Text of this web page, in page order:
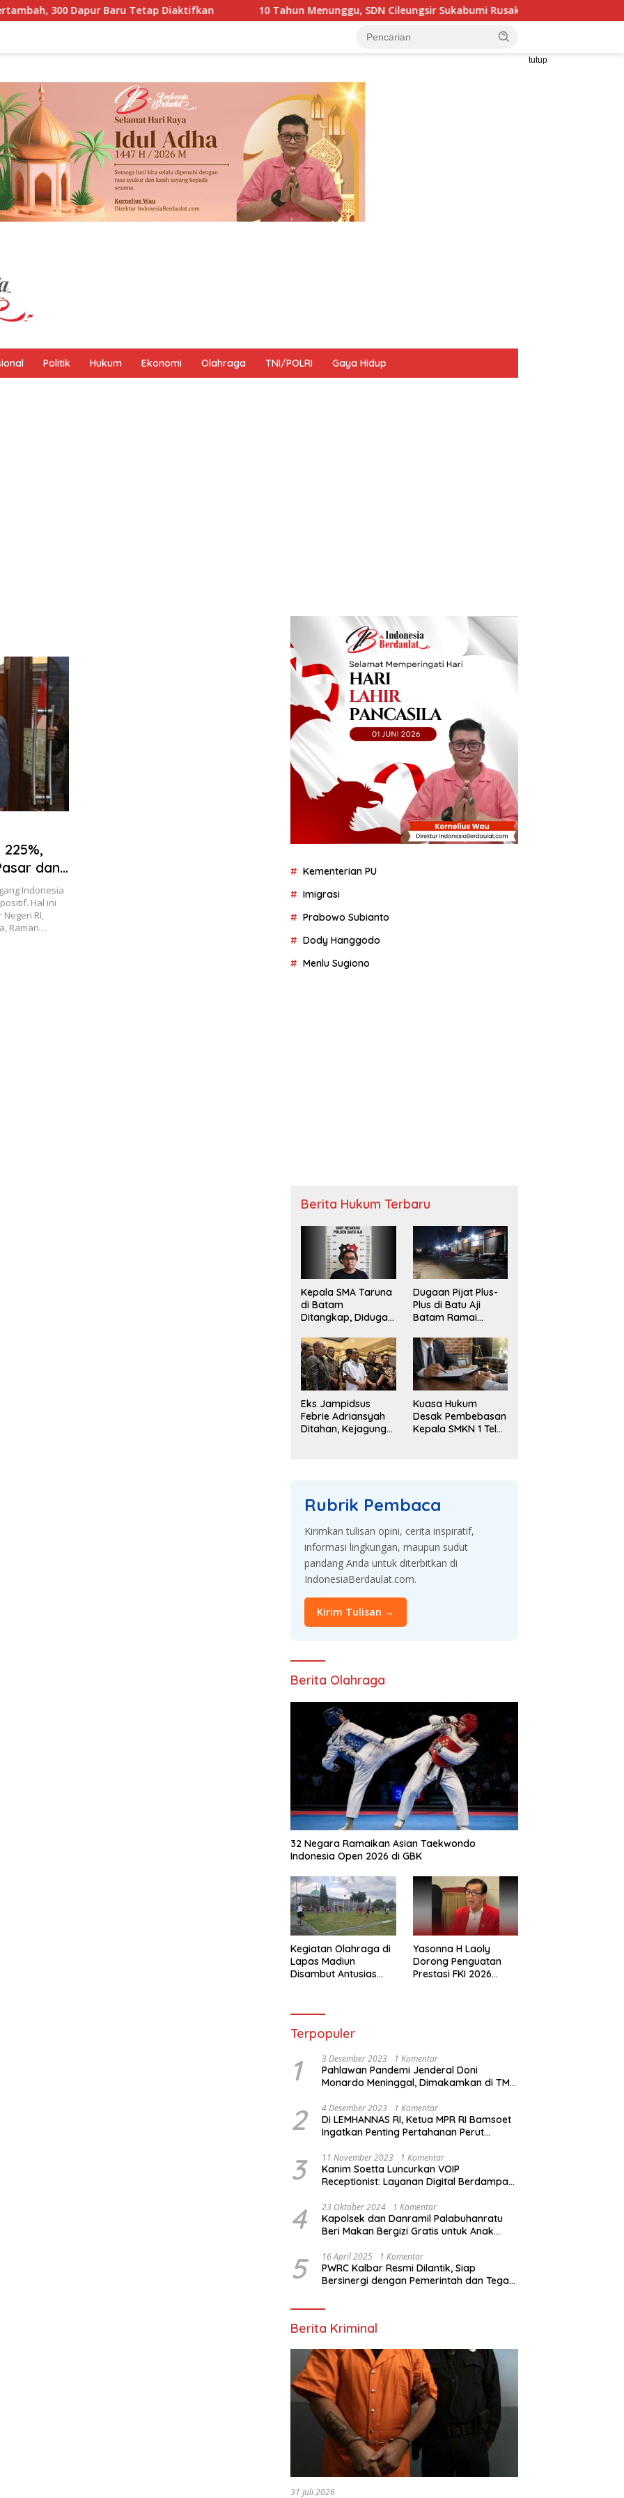
Baru Tetap Diaktifkan 10 Tahun Menunggu, SDN Cileungsir Sukabumi Rusak Berat dan Tanpa Toilet, 229 Siswa
tutup
Politik Hukum Ekonomi Olahraga TNI/POLRI Gaya Hidup
dan
Indоnеѕіа
Hal ini
RI,
Rаmаn…
Kementerian PU
Imigrasi
Prabowo Subianto
Dody Hanggodo
Menlu Sugiono
Berita Hukum Terbaru
Kepala SMA Taruna
di Batam
Ditangkap, Diduga
Sekolah Rp143 Juta
Dugaan Pijat Plus-
Plus di Batu Aji
Batam Ramai
Desak Penyelidikan
Eks Jampidsus
Febrie Adriansyah
Ditahan, Kejagung
Kuasa Hukum
Desak Pembebasan
Kepala SMKN 1 Teluk
Rubrik Pembaca
Kirimkan tulisan opini, cerita inspiratif,
informasi lingkungan, maupun sudut
pandang Anda untuk diterbitkan di
IndonesiaBerdaulat.com.
Kirim Tulisan →
Berita Olahraga
32 Negara Ramaikan Asian Taekwondo
Indonesia Open 2026 di GBK
Kegiatan Olahraga di
Lapas Madiun
Disambut Antusias
Yasonna H Laoly
Dorong Penguatan
Prestasi FKI 2026
Terpopuler
1 3 Desember 2023 1 Komentar
Pahlawan Pandemi Jenderal Doni
Monardo Meninggal, Dimakamkan di TMP
2 4 Desember 2023 1 Komentar
Di LEMHANNAS RI, Ketua MPR RI Bamsoet
Ingatkan Penting Pertahanan Perut
3 11 November 2023 1 Komentar
Kanim Soetta Luncurkan VOIP
Receptionist: Layanan Digital Berdampak
4 23 Oktober 2024 1 Komentar
Kapolsek dan Danramil Palabuhanratu
Beri Makan Bergizi Gratis untuk Anak
5 16 April 2025 1 Komentar
PWRC Kalbar Resmi Dilantik, Siap
Bersinergi dengan Pemerintah dan Tegas
Berita Kriminal
31 Juli 2026